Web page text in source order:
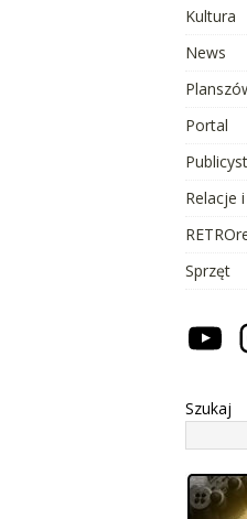
Kultura
News
Portal
Relacje
Sprzęt
Szukaj